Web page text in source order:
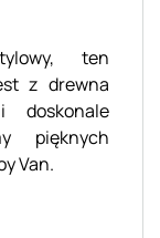
ten
z drewna
doskonale
pięknych
Van.